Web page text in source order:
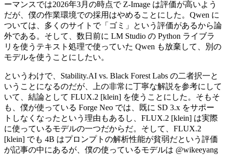
ーマンスでは2026年3月の時点で Z-Image は評価が高いよう
だが、僕の作業環境での採用はやめることにした。Qwen に
ついては、多くのサイトで「ゴミ」という評価があるから論
外である。そして、数日前に LM Studio の Python ライブラ
リを使うテキスト処理で使っていた Qwen も放棄して、別の
モデルを使うことにしたい。
というわけで、Stability.AI vs. Black Forest Labs の二者択一と
いうことになるのだが、上の非常に丁寧な解説を参考にして
いて、結論として FLUX.2 [klein] を使うことにした。そもそ
も、僕が使っている Forge Neo では、既に SD 3.x をサポー
トしなくなったという理由もあるし、FLUX.2 [klein] は実際
に使っているモデルの一つだからだ。そして、FLUX.2
[klein] でも 4B はプロンプトの解析性能が貧弱だという評価
が記事の中にあるが、僕の使っているモデルは @wikeeyang